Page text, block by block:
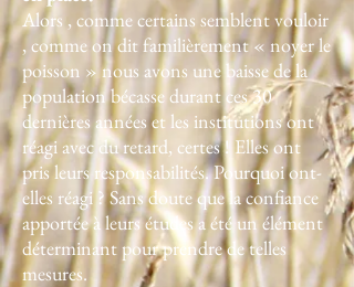
Alors , comme certains semblent vouloir
, comme on dit familièrement « noyer le
poisson » nous avons une baisse de la
population bécasse durant ces 30
dernières années et les institutions ont
réagi avec du retard, certes ! Elles ont
pris leurs responsabilités. Pourquoi ont-
elles réagi ? Sans doute que la confiance
apportée à leurs études a été un élément
déterminant pour prendre de telles
mesures.